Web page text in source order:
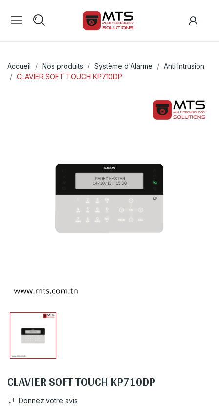
Accueil Nos produits Système d'Alarme
Anti Intrusion
CLAVIER SOFT TOUCH KP710DP
CLAVIER SOFT TOUCH KP710DP
Donnez votre avis